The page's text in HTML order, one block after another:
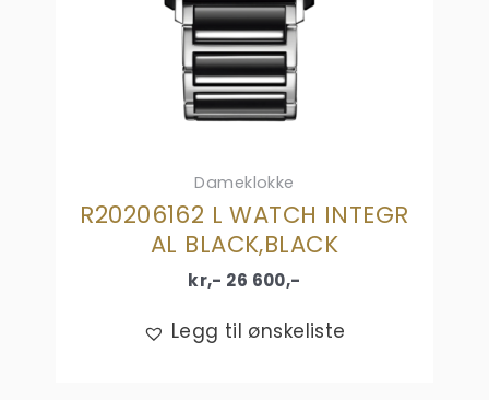
Dameklokke
R20206162 L WATCH INTEGR
AL BLACK,BLACK
kr,- 26 600,-
Legg til ønskeliste